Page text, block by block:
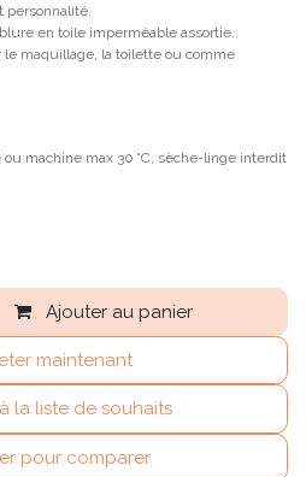
personnalité.
en toile imperméable assortie.
le maquillage, la toilette ou comme
machine max 30 °C, sèche-linge interdit
Ajouter au panier
maintenant
pour comparer
la liste de souhaits